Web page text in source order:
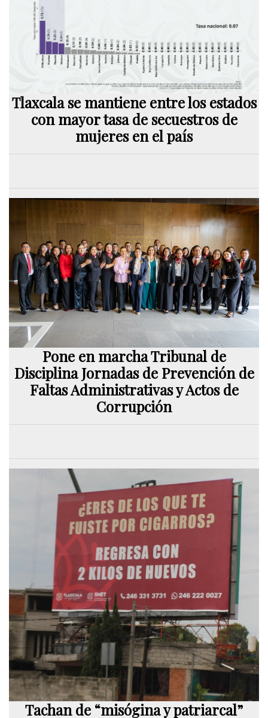
Tlaxcala se mantiene entre los estados
con mayor tasa de secuestros de
mujeres en el país
Pone en marcha Tribunal de
Disciplina Jornadas de Prevención de
Faltas Administrativas y Actos de
Corrupción
Tachan de “misógina y patriarcal”